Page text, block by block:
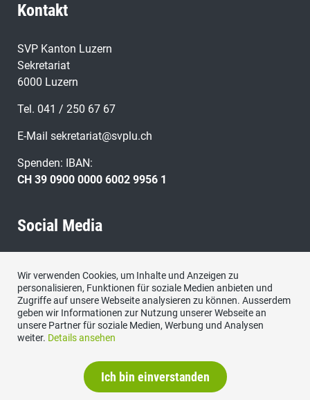
Kontakt
SVP Kanton Luzern
Sekretariat
6000 Luzern
Tel. 041 / 250 67 67
E-Mail sekretariat@svplu.ch
Spenden: IBAN:
CH 39 0900 0000 6002 9956 1
Social Media
Datenschutzerklärung
Wir verwenden Cookies, um Inhalte und Anzeigen zu
personalisieren, Funktionen für soziale Medien anbieten und
Zugriffe auf unsere Webseite analysieren zu können. Ausserdem
geben wir Informationen zur Nutzung unserer Webseite an
unsere Partner für soziale Medien, Werbung und Analysen
weiter. Details ansehen
Ich bin einverstanden